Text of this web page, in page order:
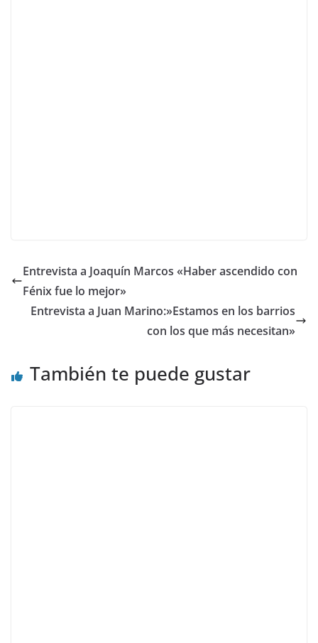
Entrevista a Joaquín Marcos «Haber ascendido con
Fénix fue lo mejor»
Entrevista a Juan Marino:»Estamos en los barrios
con los que más necesitan»
También te puede gustar